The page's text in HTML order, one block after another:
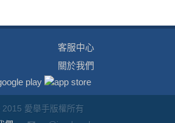
客服中心
關於我們
愛舉手版權所有